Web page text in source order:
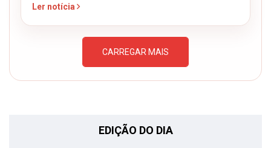
Ler notícia
CARREGAR MAIS
EDIÇÃO DO DIA